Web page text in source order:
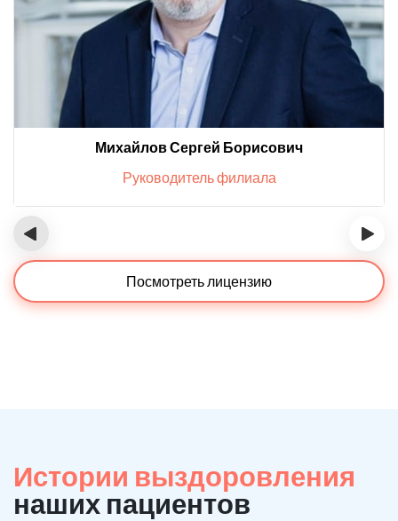
Михайлов Сергей Борисович
Руководитель филиала
‹ ›
Посмотреть лицензию
Истории выздоровления
наших пациентов